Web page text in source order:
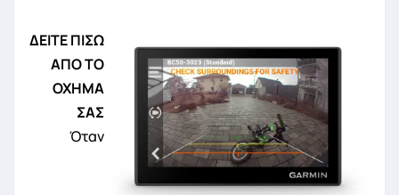
ΔΕΙΤΕ ΠΙΣΩ
ΑΠΟ ΤΟ
ΟΧΗΜΑ
ΣΑΣ
Όταν